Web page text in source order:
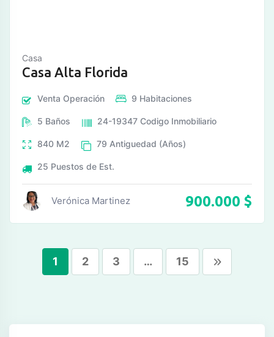
Casa
Casa Alta Florida
Venta Operación 9 Habitaciones
5 Baños 24-19347 Codigo Inmobiliario
840 M2 79 Antiguedad (Años)
25 Puestos de Est.
Verónica Martinez 900.000 $
1 2 3 … 15